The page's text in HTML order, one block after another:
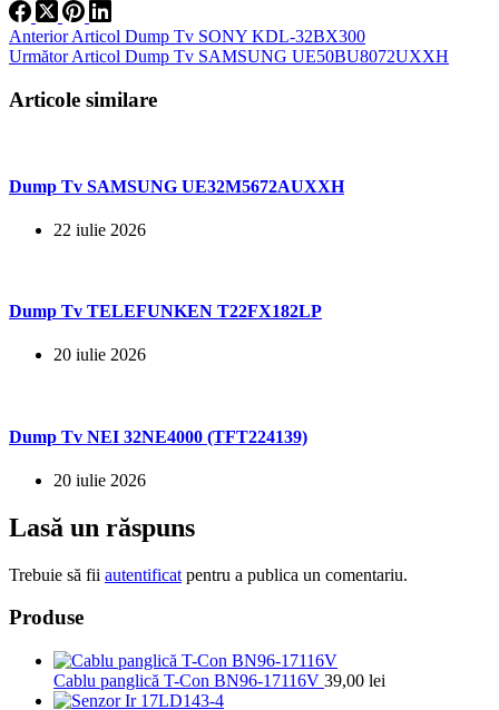
AnteriorArticol Dump Tv SONY KDL-32BX300
UrmătorArticol Dump Tv SAMSUNG UE50BU8072UXXH
Articole similare
Dump Tv SAMSUNG UE32M5672AUXXH
22 iulie 2026
Dump Tv TELEFUNKEN T22FX182LP
20 iulie 2026
Dump Tv NEI 32NE4000 (TFT224139)
20 iulie 2026
Lasă un răspuns
Trebuie să fii autentificat pentru a publica un comentariu.
Produse
Cablu panglică T-Con BN96-17116V 39,00 lei